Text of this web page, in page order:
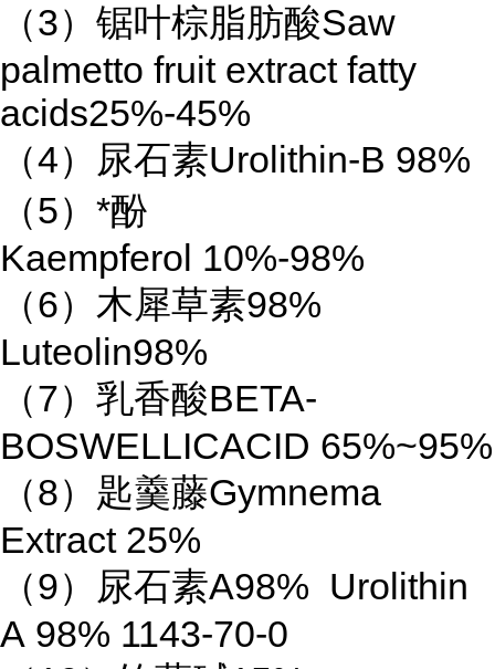
（3）锯叶棕脂肪酸Saw
palmetto fruit extract fatty
acids25%-45%
（4）尿石素Urolithin-B 98%
（5）*酚
Kaempferol 10%-98%
（6）木犀草素98%
Luteolin98%
（7）乳香酸BETA-
BOSWELLICACID 65%~95%
（8）匙羹藤Gymnema
Extract 25%
（9）尿石素A98% Urolithin
A 98% 1143-70-0